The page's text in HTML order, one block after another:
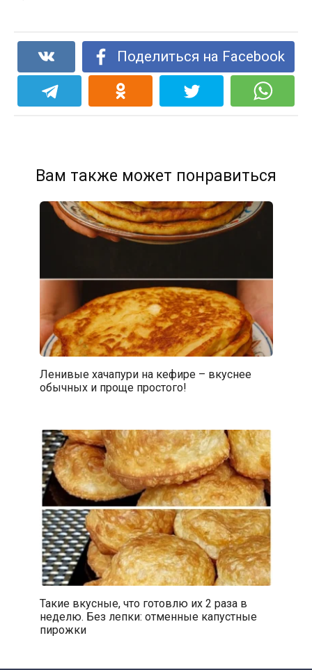
Поделиться на Facebook
Вам также может понравиться
Ленивые хачапури на кефире – вкуснее
обычных и проще простого!
Такие вкусные, что готовлю их 2 раза в
неделю. Без лепки: отменные капустные
пирожки